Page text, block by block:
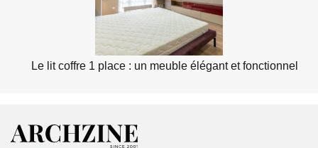
Le lit coffre 1 place : un meuble élégant et fonctionnel